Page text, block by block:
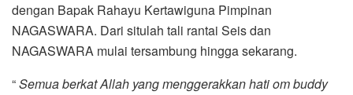
dengan Bapak Rahayu Kertawiguna Pimpinan
NAGASWARA. Dari situlah tali rantai Seis dan
NAGASWARA mulai tersambung hingga sekarang.
“Semua berkat Allah yang menggerakkan hati om buddy